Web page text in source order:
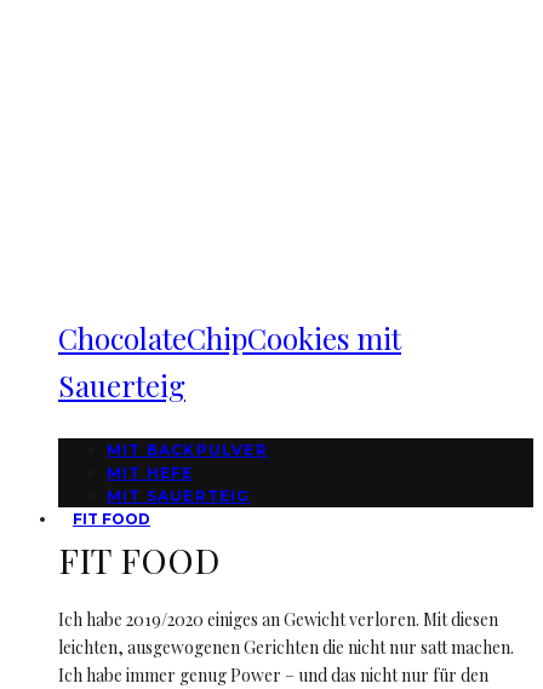
ChocolateChipCookies mit
Sauerteig
MIT BACKPULVER
MIT HEFE
MIT SAUERTEIG
FIT FOOD
FIT FOOD
Ich habe 2019/2020 einiges an Gewicht verloren. Mit diesen
leichten, ausgewogenen Gerichten die nicht nur satt machen.
Ich habe immer genug Power – und das nicht nur für den